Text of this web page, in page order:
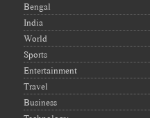
Bengal
India
World
Sports
Entertainment
Travel
Business